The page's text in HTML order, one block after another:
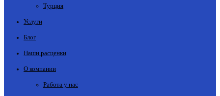
Турция
Услуги
Блог
Наши расценки
О компании
Работа у нас